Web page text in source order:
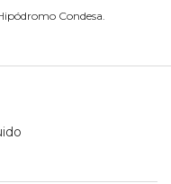
Condesa.